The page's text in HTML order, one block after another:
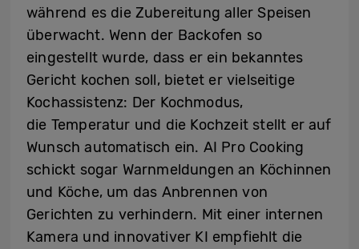
während es die Zubereitung aller Speisen
überwacht. Wenn der Backofen so
eingestellt wurde, dass er ein bekanntes
Gericht kochen soll, bietet er vielseitige
Kochassistenz: Der Kochmodus,
die Temperatur und die Kochzeit stellt er auf
Wunsch automatisch ein. AI Pro Cooking
schickt sogar Warnmeldungen an Köchinnen
und Köche, um das Anbrennen von
Gerichten zu verhindern. Mit einer internen
Kamera und innovativer KI empfiehlt die